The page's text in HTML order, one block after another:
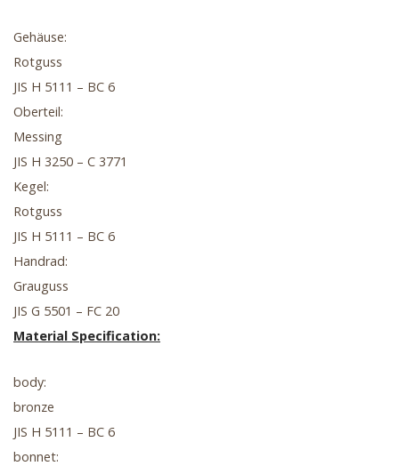
Gehäuse:
Rotguss
JIS H 5111 – BC 6
Oberteil:
Messing
JIS H 3250 – C 3771
Kegel:
Rotguss
JIS H 5111 – BC 6
Handrad:
Grauguss
JIS G 5501 – FC 20
Material Specification:
body:
bronze
JIS H 5111 – BC 6
bonnet: